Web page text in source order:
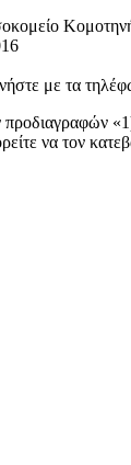
με τα
προδιαγραφών
να τον